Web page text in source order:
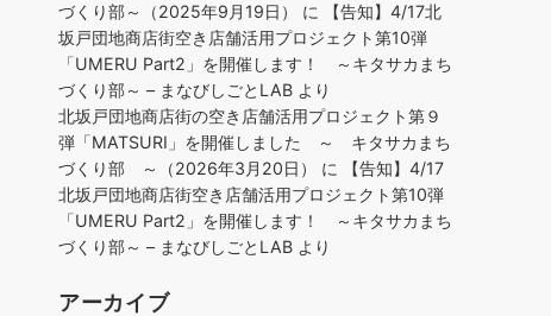
づくり部～（2025年9月19日）
に
【告知】4/17北
坂戸団地商店街空き店舗活用プロジェクト第10弾
「UMERU Part2」を開催します！ ～キタサカまち
づくり部～ – まなびしごとLAB より
北坂戸団地商店街の空き店舗活用プロジェクト第９
弾「MATSURI」を開催しました ～ キタサカまち
づくり部 ～（2026年3月20日）
に
【告知】4/17
北坂戸団地商店街空き店舗活用プロジェクト第10弾
「UMERU Part2」を開催します！ ～キタサカまち
づくり部～ – まなびしごとLAB より
アーカイブ